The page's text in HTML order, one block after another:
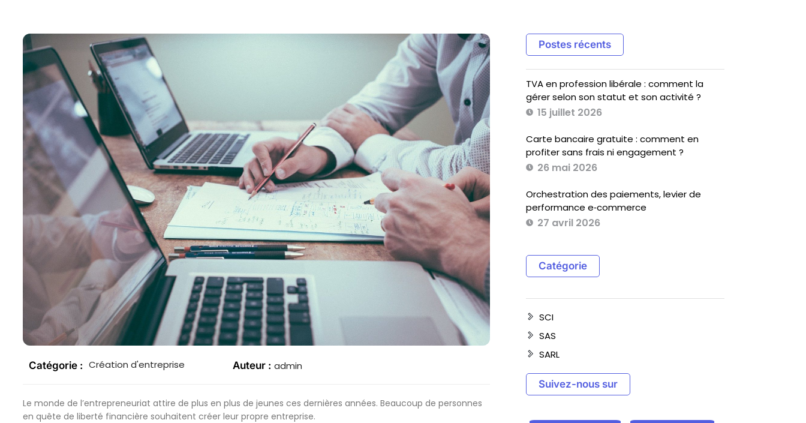
Catégorie : Création d'entreprise Auteur : admin
Le monde de l’entrepreneuriat attire de plus en plus de jeunes ces dernières années. Beaucoup de personnes
en quête de liberté financière souhaitent créer leur propre entreprise.
Postes récents
TVA en profession libérale : comment la
gérer selon son statut et son activité ?
15 juillet 2026
Carte bancaire gratuite : comment en
profiter sans frais ni engagement ?
26 mai 2026
Orchestration des paiements, levier de
performance e‑commerce
27 avril 2026
Catégorie
SCI
SAS
SARL
Suivez-nous sur